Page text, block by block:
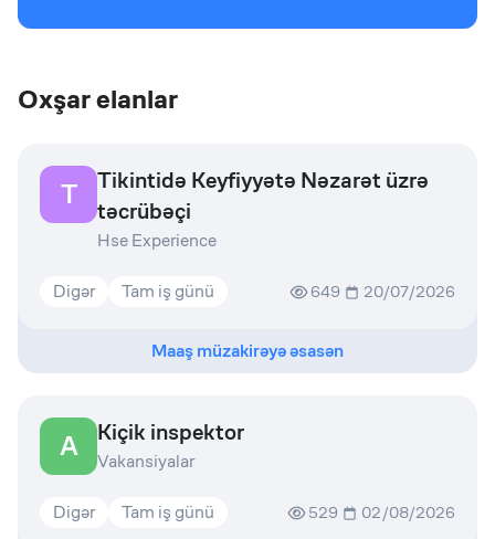
Oxşar elanlar
T
Tikintidə Keyfiyyətə Nəzarət üzrə
təcrübəçi
Hse Experience
Digər Tam iş günü 649 20/07/2026
Maaş müzakirəyə əsasən
A Kiçik inspektor
Vakansiyalar
Digər Tam iş günü 529 02/08/2026